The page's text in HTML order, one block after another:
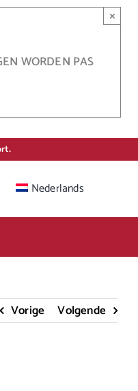
WORDEN PAS
×
Nederlands
Vorige Volgende